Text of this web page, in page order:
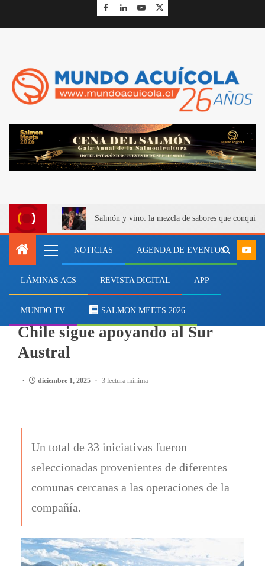
Salmón y vino: la mezcla de sabores que
NOTICIAS AGENDA DE EVENTOS
LÁMINAS ACS REVISTA DIGITAL APP
MUNDO TV SALMON MEETS 2026
Con fondos concursables, Mowi
Chile sigue apoyando al Sur
Austral
diciembre 1, 2025 3 lectura mínima
Un total de 33 iniciativas fueron
seleccionadas provenientes de diferentes
comunas cercanas a las operaciones de la
compañía.